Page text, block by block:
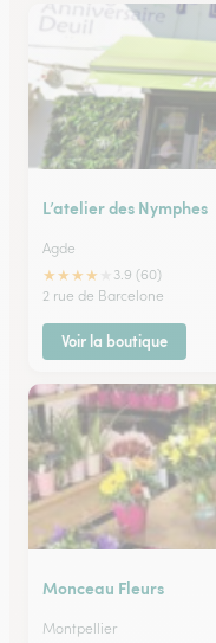
L’atelier des Nymphes
Agde
★★★★
3.9 (60)
2 rue de Barcelone
Voir la boutique
Monceau Fleurs
Montpellier